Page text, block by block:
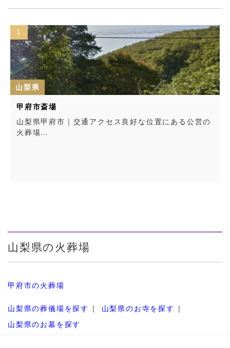
1
山梨県
甲府市斎場
山梨県甲府市｜交通アクセス良好な位置にある公営の
火葬場…
山梨県の火葬場
甲府市の火葬場
山梨県の葬儀場を探す
山梨県のお寺を探す
山梨県のお墓を探す